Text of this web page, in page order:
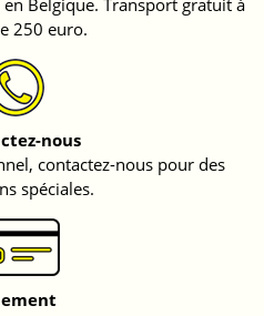
Belgique. Transport gratuit à
250 euro.
nous
contactez-nous pour des
spéciales.